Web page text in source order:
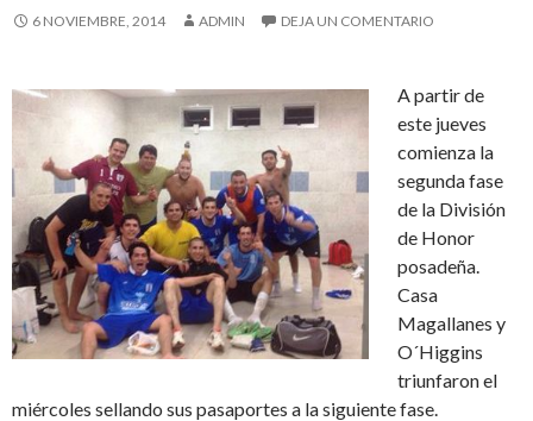
6 NOVIEMBRE, 2014 ADMIN DEJA UN COMENTARIO
A partir de
este jueves
comienza la
segunda fase
de la División
de Honor
posadeña.
Casa
Magallanes y
O´Higgins
triunfaron el
miércoles sellando sus pasaportes a la siguiente fase.